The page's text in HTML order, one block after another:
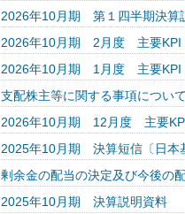
2026年10月期 第１四半期決算
2026年10月期 2月度 主要KPI
2026年10月期 1月度 主要KPI
支配株主等に関する事項について
2026年10月期 12月度 主要KPI
2025年10月期 決算短信〔日本
剰余金の配当の決定及び今後の
2025年10月期 決算説明資料